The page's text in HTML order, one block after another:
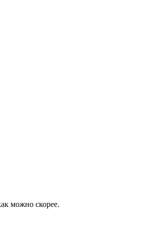
можно скорее.